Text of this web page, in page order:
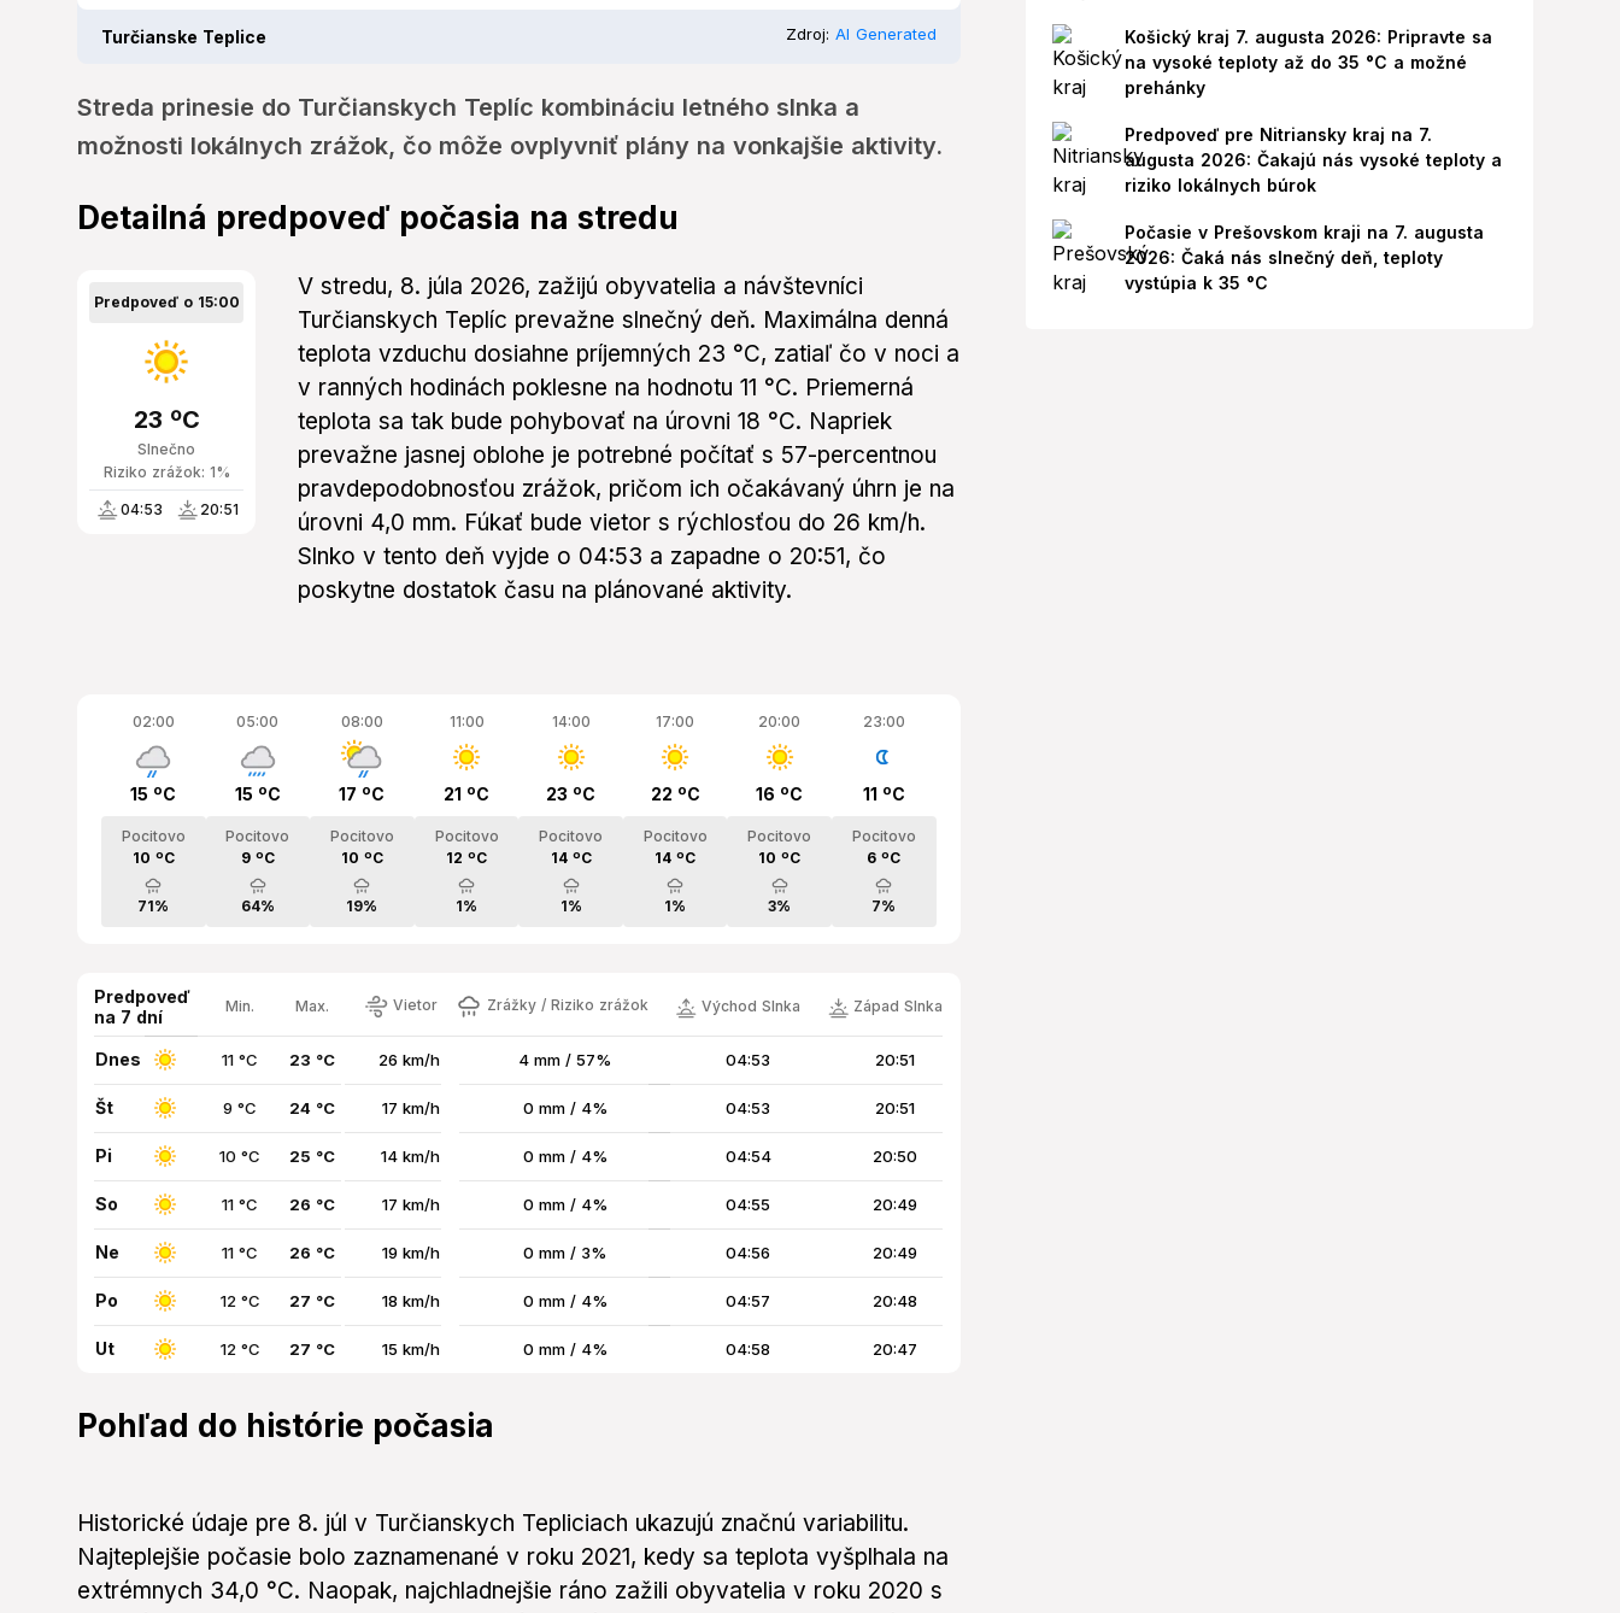
Turčianske Teplice Zdroj: AI Generated
Streda prinesie do Turčianskych Teplíc kombináciu letného slnka a
možnosti lokálnych zrážok, čo môže ovplyvniť plány na vonkajšie aktivity.
Detailná predpoveď počasia na stredu
Predpoveď o 15:00
Slnečno
23 ºC
Riziko zrážok: 1%
04:53 20:51
V stredu, 8. júla 2026, zažijú obyvatelia a návštevníci
Turčianskych Teplíc prevažne slnečný deň. Maximálna denná
teplota vzduchu dosiahne príjemných 23 °C, zatiaľ čo v noci a
v ranných hodinách poklesne na hodnotu 11 °C. Priemerná
teplota sa tak bude pohybovať na úrovni 18 °C. Napriek
prevažne jasnej oblohe je potrebné počítať s 57-percentnou
pravdepodobnosťou zrážok, pričom ich očakávaný úhrn je na
úrovni 4,0 mm. Fúkať bude vietor s rýchlosťou do 26 km/h.
Slnko v tento deň vyjde o 04:53 a zapadne o 20:51, čo
poskytne dostatok času na plánované aktivity.
02:00
15 ºC
Pocitovo
10 ºC
71%
05:00
15 ºC
Pocitovo
9 ºC
64%
08:00
17 ºC
Pocitovo
10 ºC
19%
11:00
21 ºC
Pocitovo
12 ºC
1%
14:00
23 ºC
Pocitovo
14 ºC
1%
17:00
22 ºC
Pocitovo
14 ºC
1%
20:00
16 ºC
Pocitovo
10 ºC
3%
23:00
11 ºC
Pocitovo
6 ºC
7%
Predpoveď
na 7 dní
Min. Max. Vietor Zrážky / Riziko zrážok Východ Slnka Západ Slnka
Dnes 11 °C 23 °C 26 km/h 4 mm / 57% 04:53 20:51
Št 9 °C 24 °C 17 km/h 0 mm / 4% 04:53 20:51
Pi 10 °C 25 °C 14 km/h 0 mm / 4% 04:54 20:50
So 11 °C 26 °C 17 km/h 0 mm / 4% 04:55 20:49
Ne 11 °C 26 °C 19 km/h 0 mm / 3% 04:56 20:49
Po 12 °C 27 °C 18 km/h 0 mm / 4% 04:57 20:48
Ut 12 °C 27 °C 15 km/h 0 mm / 4% 04:58 20:47
Pohľad do histórie počasia
Historické údaje pre 8. júl v Turčianskych Tepliciach ukazujú značnú variabilitu.
Najteplejšie počasie bolo zaznamenané v roku 2021, kedy sa teplota vyšplhala na
extrémnych 34,0 °C. Naopak, najchladnejšie ráno zažili obyvatelia v roku 2020 s
Košický kraj 7. augusta 2026: Pripravte sa
na vysoké teploty až do 35 °C a možné
prehánky
Predpoveď pre Nitriansky kraj na 7.
augusta 2026: Čakajú nás vysoké teploty a
riziko lokálnych búrok
Počasie v Prešovskom kraji na 7. augusta
2026: Čaká nás slnečný deň, teploty
vystúpia k 35 °C